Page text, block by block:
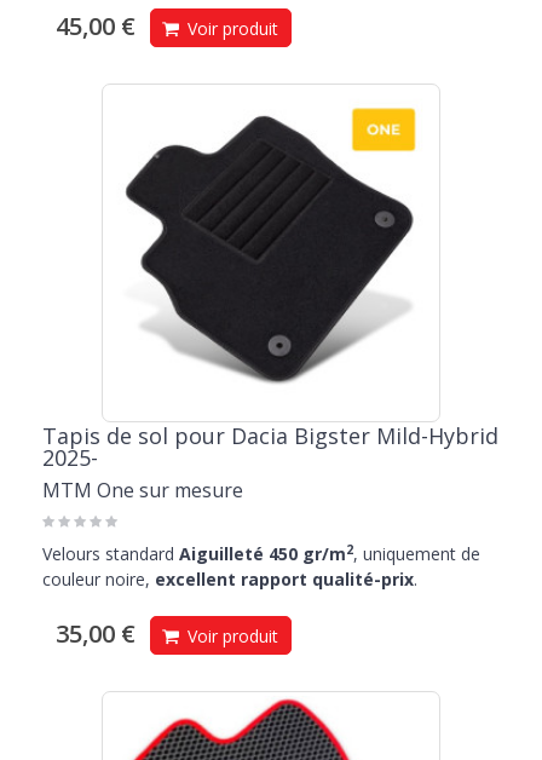
45,00 € Voir produit
Tapis de sol pour Dacia Bigster Mild-Hybrid
2025-
MTM One sur mesure
Velours standard Aiguilleté 450 gr/m2, uniquement de
couleur noire, excellent rapport qualité-prix.
35,00 € Voir produit